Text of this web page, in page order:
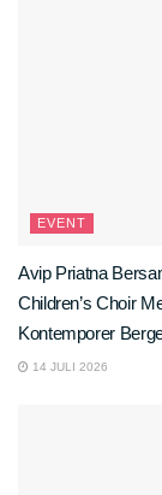
EVENT
Avip Priatna
Children’s Choir
Kontemporer
14 JULI 2026